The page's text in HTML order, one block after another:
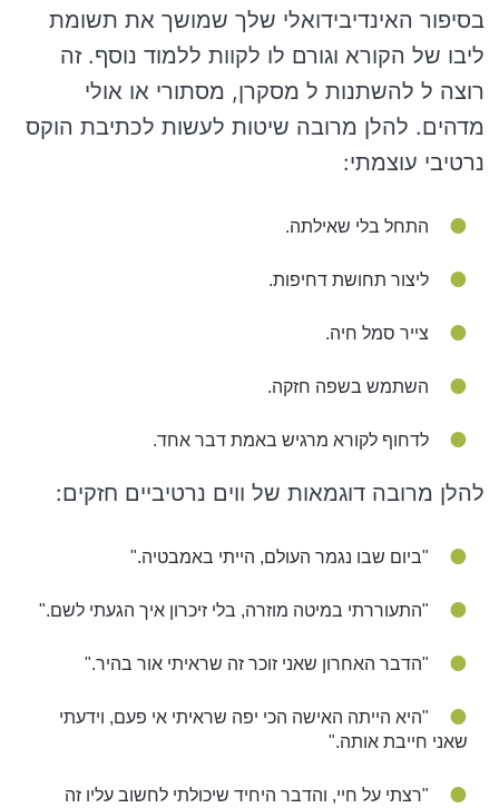
בסיפור האינדיבידואלי שלך שמושך את תשומת
ליבו של הקורא וגורם לו לקוות ללמוד נוסף. זה
רוצה ל להשתנות ל מסקרן, מסתורי או אולי
מדהים. להלן מרובה שיטות לעשות לכתיבת הוקס
נרטיבי עוצמתי:
התחל בלי שאילתה.
ליצור תחושת דחיפות.
צייר סמל חיה.
השתמש בשפה חזקה.
לדחוף לקורא מרגיש באמת דבר אחד.
להלן מרובה דוגמאות של ווים נרטיביים חזקים:
"ביום שבו נגמר העולם, הייתי באמבטיה."
"התעוררתי במיטה מוזרה, בלי זיכרון איך הגעתי לשם."
"הדבר האחרון שאני זוכר זה שראיתי אור בהיר."
"היא הייתה האישה הכי יפה שראיתי אי פעם, וידעתי
שאני חייבת אותה."
"רצתי על חיי, והדבר היחיד שיכולתי לחשוב עליו זה